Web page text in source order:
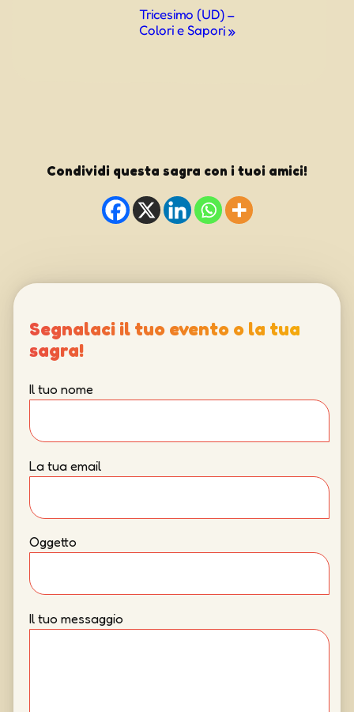
Tricesimo (UD) –
Colori e Sapori»
Condividi questa sagra con i tuoi amici!
Segnalaci il tuo evento o la tua
sagra!
Il tuo nome
La tua email
Oggetto
Il tuo messaggio